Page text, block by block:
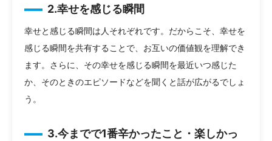
2.幸せを感じる瞬間
幸せと感じる瞬間は人それぞれです。だからこそ、幸せを
感じる瞬間を共有することで、お互いの価値観を理解でき
ます。さらに、その幸せを感じる瞬間を最近いつ感じた
か、そのときのエピソードなどを聞くと話が広がるでしょ
う。
3.今までで1番辛かったこと・楽しかっ